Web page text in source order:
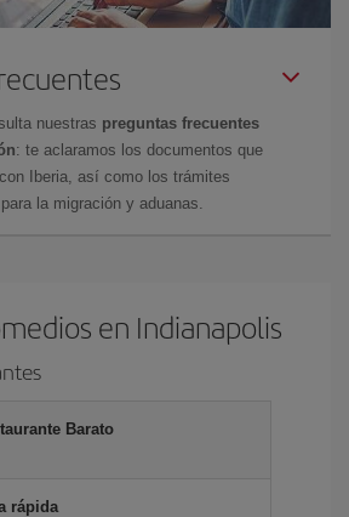
nuestras preguntas frecuentes
: te aclaramos los documentos que
Iberia, así como los trámites
la migración y aduanas.
en Indianapolis
Barato
rápida